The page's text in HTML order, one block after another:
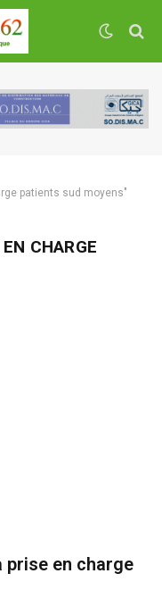
patients sud moyens"
CHARGE
prise en charge